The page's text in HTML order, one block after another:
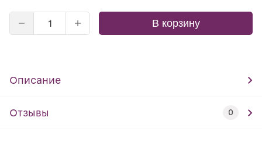
В корзину
Описание
Отзывы 0